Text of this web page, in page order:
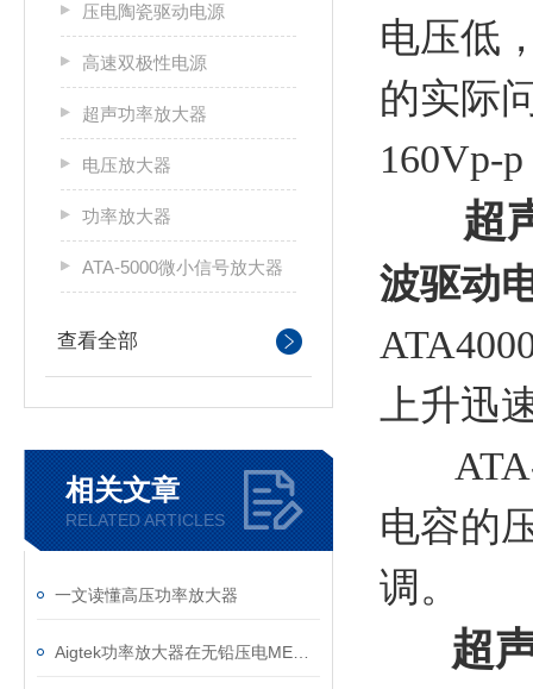
压电陶瓷驱动电源
高速双极性电源
超声功率放大器
电压放大器
功率放大器
ATA-5000微小信号放大器
查看全部
相关文章
RELATED ARTICLES
一文读懂高压功率放大器
电压低
的实际
160Vp-
超
波驱动
ATA4
上升迅
ATA-
电容的
调。
超